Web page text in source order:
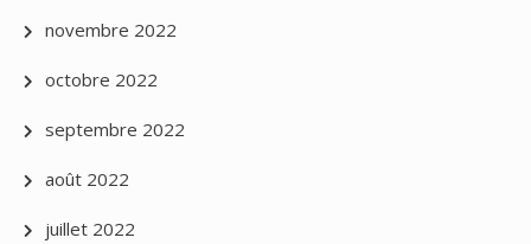
novembre 2022
octobre 2022
septembre 2022
août 2022
juillet 2022